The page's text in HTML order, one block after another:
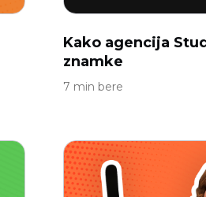
Kako agencija
znamke
7 min bere